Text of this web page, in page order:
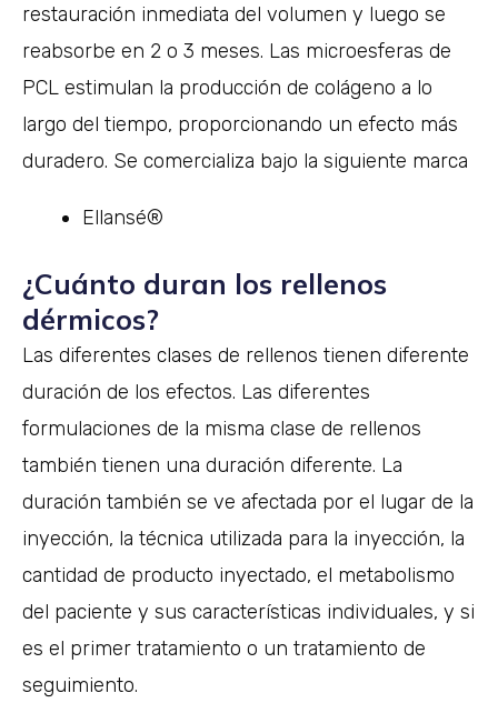
restauración inmediata del volumen y luego se
reabsorbe en 2 o 3 meses. Las microesferas de
PCL estimulan la producción de colágeno a lo
largo del tiempo, proporcionando un efecto más
duradero. Se comercializa bajo la siguiente marca
Ellansé®
¿Cuánto duran los rellenos
dérmicos?
Las diferentes clases de rellenos tienen diferente
duración de los efectos. Las diferentes
formulaciones de la misma clase de rellenos
también tienen una duración diferente. La
duración también se ve afectada por el lugar de la
inyección, la técnica utilizada para la inyección, la
cantidad de producto inyectado, el metabolismo
del paciente y sus características individuales, y si
es el primer tratamiento o un tratamiento de
seguimiento.